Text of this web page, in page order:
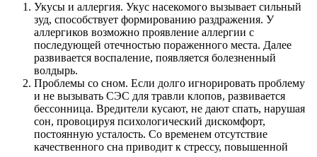
Укусы и аллергия. Укус насекомого вызывает сильный
зуд, способствует формированию раздражения. У
аллергиков возможно проявление аллергии с
последующей отечностью пораженного места. Далее
развивается воспаление, появляется болезненный
волдырь.
Проблемы со сном. Если долго игнорировать проблему
и не вызывать СЭС для травли клопов, развивается
бессонница. Вредители кусают, не дают спать, нарушая
сон, провоцируя психологический дискомфорт,
постоянную усталость. Со временем отсутствие
качественного сна приводит к стрессу, повышенной